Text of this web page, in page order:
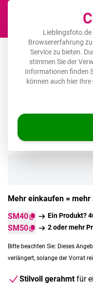
Lieblingsfoto.de
Browsererfahrung
Service zu bieten.
stimmen Sie der
Informationen finden
können auch hier
Runde
Vintage - Kunst
Auf Lager
Mehr einkaufen = mehr
SM40
Ein Produkt?
SM50 2 oder mehr
Bitte beachten Sie: Dieses
verlängert, solange der Vorrat
Stilvoll gerahmtfür